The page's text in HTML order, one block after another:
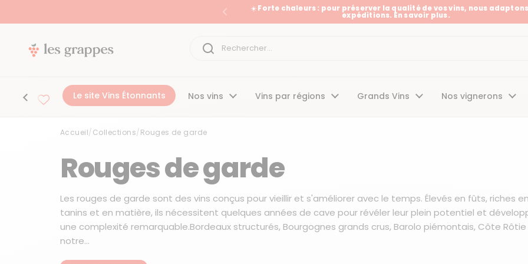
Précédent
☀️ Forte chaleurs : pour préserver la qualité de vos vins, nous
expéditions. En savoir plus.
Le site Vins Étonnants Nos vins Vins par régions Grands Vins Nos vignerons
Accueil Collections Rouges de garde
Accueil/Collections/Rouges de garde
Rouges de garde
Les rouges de garde sont des vins conçus pour vieillir et s'améliorer avec le temps. Élevés en fûts, riches en
tanins et en matière, ils nécessitent quelques années de cave pour révéler leur plein potentiel et
une complexité remarquable.Bordeaux structurés, Bourgognes grands crus, Barolo piémontais, Côte Rôtie
notre...